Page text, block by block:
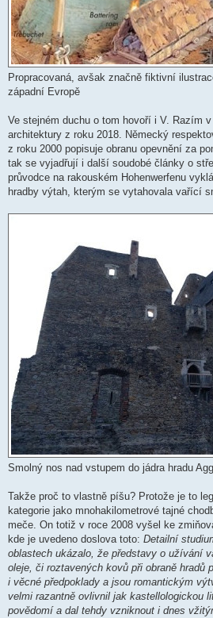
Propracovaná, avšak značně fiktivní
západní Evropě
Ve stejném duchu o tom hovoří i V. Razím
architektury z roku 2018. Německý
z roku 2000 popisuje obranu opevnění za
tak se vyjadřují i další soudobé články o
průvodce na rakouském Hohenwerfenu
hradby výtah, kterým se vytahovala vařící
Smolný nos nad vstupem do jádra hradu
Takže proč to vlastně píšu? Protože je to
kategorie jako mnohakilometrové tajné
meče. On totiž v roce 2008 vyšel ke
kde je uvedeno doslova toto: Detailní
oblastech ukázalo, že představy o užívání
oleje, či roztavených kovů při obraně hradů
i věcné předpoklady a jsou romantickým
velmi razantně ovlivnil jak kastellologickou
povědomí a dal tehdy vzniknout i dnes